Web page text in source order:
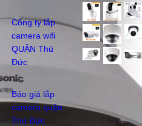
Công ty lắp
camera wifi
QUẬN Thủ
Đức
Báo giá lắp
camera quận
Thủ Đức